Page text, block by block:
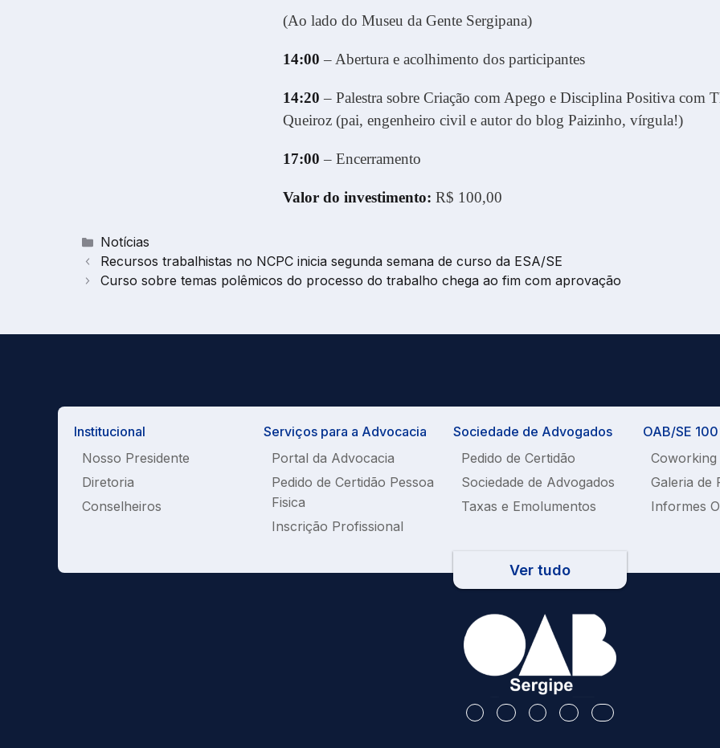
(Ao lado do Museu da Gente Sergipana)
14:00 – Abertura e acolhimento dos participantes
14:20 – Palestra sobre Criação com Apego e Disciplina Positiva com
Queiroz (pai, engenheiro civil e autor do blog Paizinho, vírgula!)
17:00 – Encerramento
Valor do investimento: R$ 100,00
Categorias
Notícias
Recursos trabalhistas no NCPC inicia segunda semana de curso da ESA/SE
Curso sobre temas polêmicos do processo do trabalho chega ao fim com aprovação
Institucional
Nosso Presidente
Diretoria
Conselheiros
Serviços para a Advocacia
Portal da Advocacia
Pedido de Certidão Pessoa
Fisica
Inscrição Profissional
Sociedade de Advogados
Pedido de Certidão
Sociedade de Advogados
Taxas e Emolumentos
OAB/SE
Coworking
Galeria de
Informes
Ver tudo